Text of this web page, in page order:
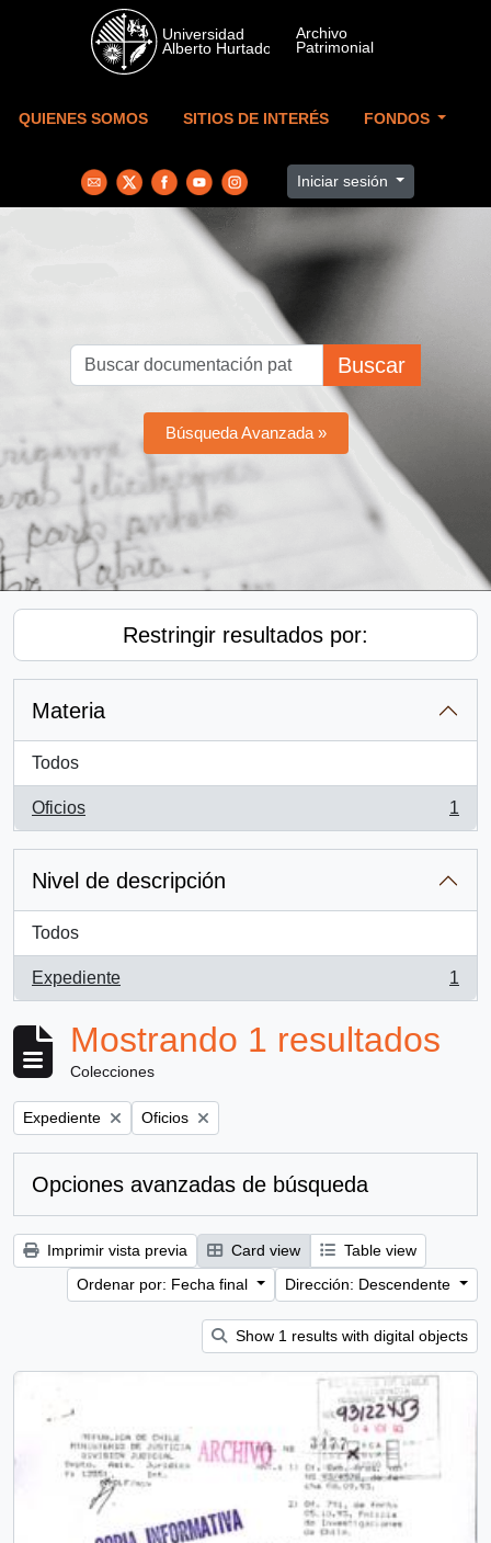
Skip to main content
QUIENES SOMOS SITIOS DE INTERÉS FONDOS
Iniciar sesión
Buscar
Búsqueda Avanzada »
Restringir resultados por:
Materia
Todos
Oficios
, 1 resultados
1
Nivel de descripción
Todos
Expediente
, 1 resultados
1
Mostrando 1 resultados
Colecciones
Remove filter:
Expediente Remove filter:
Oficios
Opciones avanzadas de búsqueda
Imprimir vista previa Card view
Table view
Ordenar por: Fecha final
Dirección: Descendente
Show 1 results with digital objects